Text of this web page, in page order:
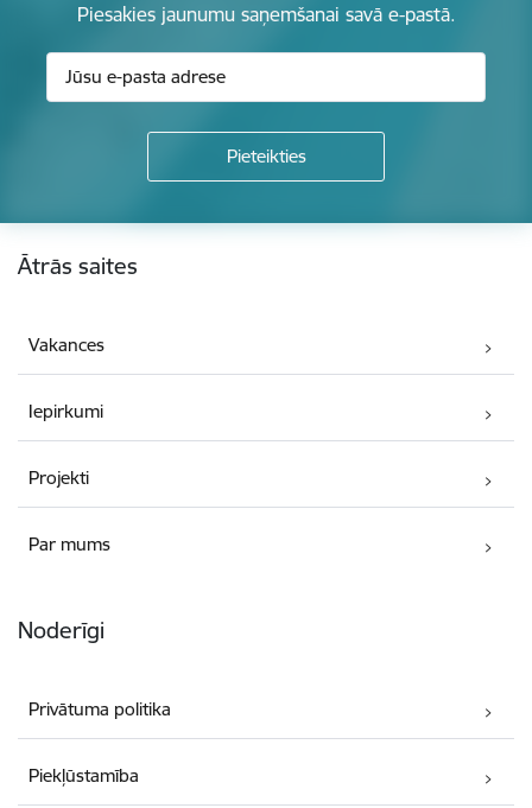
Piesakies jaunumu saņemšanai savā e-pastā.
Kājene
Ātrās saites
Vakances
Iepirkumi
Projekti
Par mums
Noderīgi
Privātuma politika
Piekļūstamība